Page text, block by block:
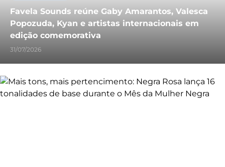
Favela Sounds reúne Gaby Amarantos, Valesca
Popozuda, Kyan e artistas internacionais em
edição comemorativa
31/07/2026